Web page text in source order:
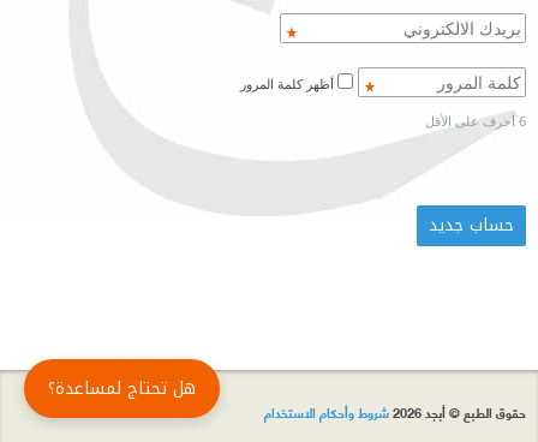
6 أحرف على الأقل
حقوق الطبع © أبجد 2026 شروط وأحكام الاستخدام
هل تحتاج لمساعدة؟